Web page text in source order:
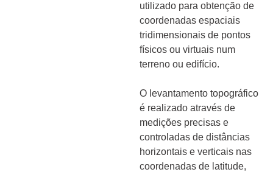
utilizado para obtenção de
coordenadas espaciais
tridimensionais de pontos
físicos ou virtuais num
terreno ou edifício.
O levantamento topográfico
é realizado através de
medições precisas e
controladas de distâncias
horizontais e verticais nas
coordenadas de latitude,